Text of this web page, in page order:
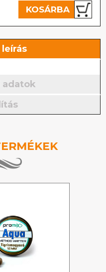
KOSÁRBA
adatok